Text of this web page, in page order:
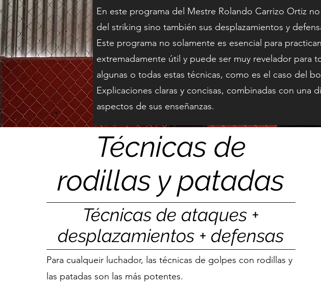
En este programa del Mestre Rolando Carrizo Ortiz
del striking sino también sus desplazamientos y
Este programa no solamente es esencial para
extremadamente útil y puede ser muy revelador para
algunas o todas estas técnicas, como es el caso del
Explicaciones claras y concisas, combinadas con una
aspectos de sus enseñanzas.
Técnicas de
rodillas y patadas
Técnicas de ataques +
desplazamientos + defensas
Para cualqueir luchador, las técnicas de golpes con rodillas y
las patadas son las más potentes.